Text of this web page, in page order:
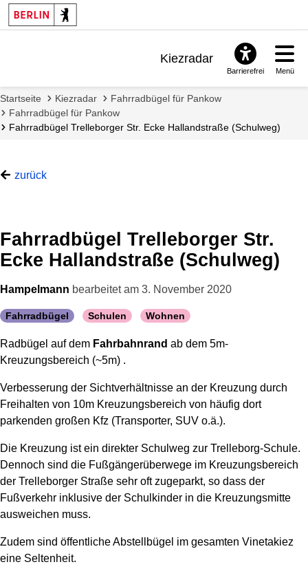
Kiezradar
FAQ & Support
Barrierefrei Menü
Startseite Kiezradar
Fahrradbügel für Pankow
Fahrradbügel für Pankow
Fahrradbügel Trelleborger Str. Ecke Hallandstraße (Schulweg)
zurück
Fahrradbügel Trelleborger Str.
Ecke Hallandstraße (Schulweg)
Hampelmann bearbeitet am 3. November 2020
Fahrradbügel Schulen Wohnen
Radbügel auf dem Fahrbahnrand ab dem 5m-
Kreuzungsbereich (~5m) .
Verbesserung der Sichtverhältnisse an der Kreuzung durch
Freihalten von 10m Kreuzungsbereich von häufig dort
parkenden großen Kfz (Transporter, SUV o.ä.).
Die Kreuzung ist ein direkter Schulweg zur Trelleborg-Schule.
Dennoch sind die Fußgängerüberwege im Kreuzungsbereich
der Trelleborger Straße sehr oft zugeparkt, so dass der
Fußverkehr inklusive der Schulkinder in die Kreuzungsmitte
ausweichen muss.
Zudem sind öffentliche Abstellbügel im gesamten Vinetakiez
eine Seltenheit.